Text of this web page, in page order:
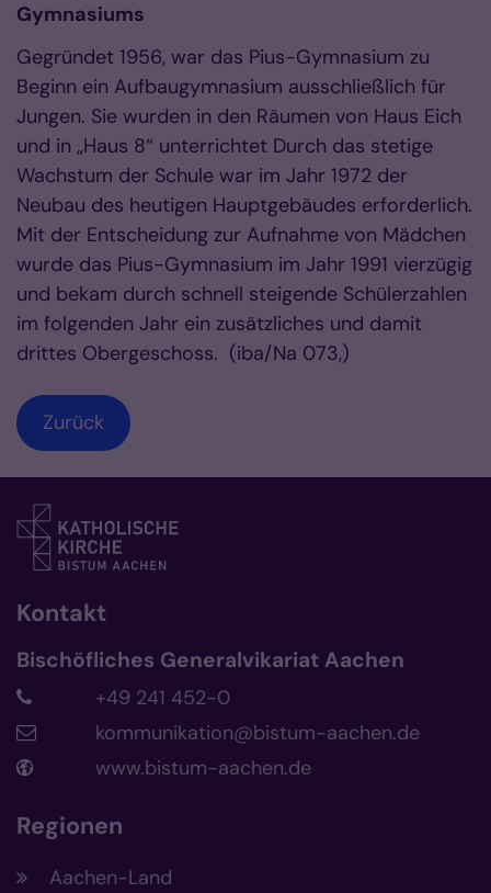
Gymnasiums
Gegründet 1956, war das Pius-Gymnasium zu
Beginn ein Aufbaugymnasium ausschließlich für
Jungen. Sie wurden in den Räumen von Haus Eich
und in „Haus 8“ unterrichtet Durch das stetige
Wachstum der Schule war im Jahr 1972 der
Neubau des heutigen Hauptgebäudes erforderlich.
Mit der Entscheidung zur Aufnahme von Mädchen
wurde das Pius-Gymnasium im Jahr 1991 vierzügig
und bekam durch schnell steigende Schülerzahlen
im folgenden Jahr ein zusätzliches und damit
drittes Obergeschoss. (iba/Na 073,)
Zurück
Kontakt
Bischöfliches Generalvikariat Aachen
+49 241 452-0
kommunikation@bistum-aachen.de
www.bistum-aachen.de
Regionen
Aachen-Land